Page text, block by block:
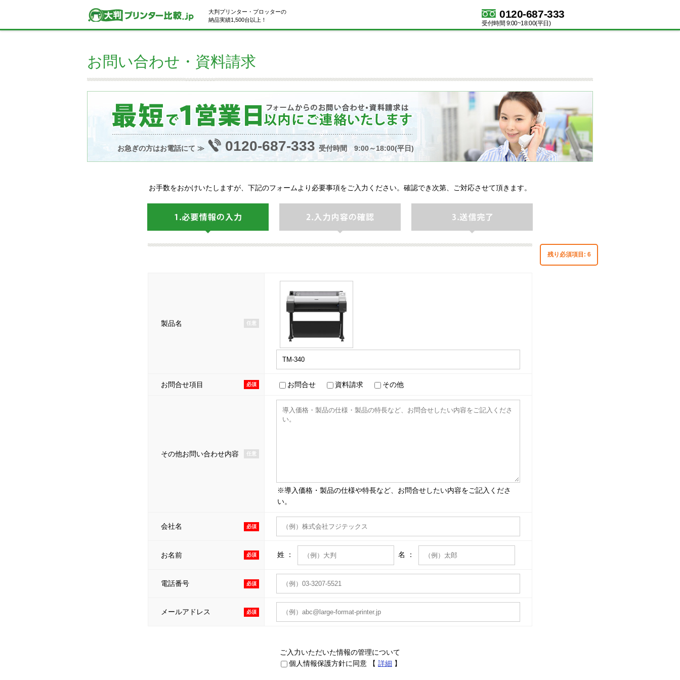
大判プリンター・プロッターの
納品実績1,500台以上！
0120-687-333
受付時間 9:00~18:00(平日)
お問い合わせ・資料請求
お急ぎの方はお電話にて ≫ 0120-687-333 受付時間 9:00～18:00(平日)
お手数をおかけいたしますが、下記のフォームより必要事項をご入力ください。確認でき次第、ご対応させて頂きます。
残り必須項目: 6
製品名 任意
お問合せ項目 必須 お問合せ 資料請求 その他
その他お問い合わせ内容 任意
※導入価格・製品の仕様や特長など、お問合せしたい内容をご記入くださ
い。
会社名 必須
お名前 必須 姓 ： 名 ：
電話番号 必須
メールアドレス 必須
ご入力いただいた情報の管理について
個人情報保護方針に同意 【 詳細 】